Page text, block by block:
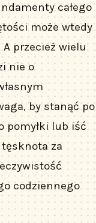
całego
może wtedy
przecież wielu
nie o
by stanąć po
pomyłki lub iść
za
codziennego